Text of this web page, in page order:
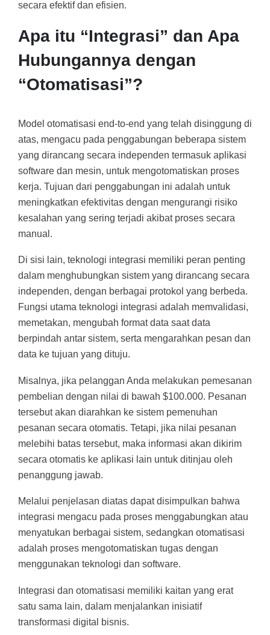
secara efektif dan efisien.
Apa itu “Integrasi” dan Apa
Hubungannya dengan
“Otomatisasi”?
Model otomatisasi end-to-end yang telah disinggung di
atas, mengacu pada penggabungan beberapa sistem
yang dirancang secara independen termasuk aplikasi
software dan mesin, untuk mengotomatiskan proses
kerja. Tujuan dari penggabungan ini adalah untuk
meningkatkan efektivitas dengan mengurangi risiko
kesalahan yang sering terjadi akibat proses secara
manual.
Di sisi lain, teknologi integrasi memiliki peran penting
dalam menghubungkan sistem yang dirancang secara
independen, dengan berbagai protokol yang berbeda.
Fungsi utama teknologi integrasi adalah memvalidasi,
memetakan, mengubah format data saat data
berpindah antar sistem, serta mengarahkan pesan dan
data ke tujuan yang dituju.
Misalnya, jika pelanggan Anda melakukan pemesanan
pembelian dengan nilai di bawah $100.000. Pesanan
tersebut akan diarahkan ke sistem pemenuhan
pesanan secara otomatis. Tetapi, jika nilai pesanan
melebihi batas tersebut, maka informasi akan dikirim
secara otomatis ke aplikasi lain untuk ditinjau oleh
penanggung jawab.
Melalui penjelasan diatas dapat disimpulkan bahwa
integrasi mengacu pada proses menggabungkan atau
menyatukan berbagai sistem, sedangkan otomatisasi
adalah proses mengotomatiskan tugas dengan
menggunakan teknologi dan software.
Integrasi dan otomatisasi memiliki kaitan yang erat
satu sama lain, dalam menjalankan inisiatif
transformasi digital bisnis.